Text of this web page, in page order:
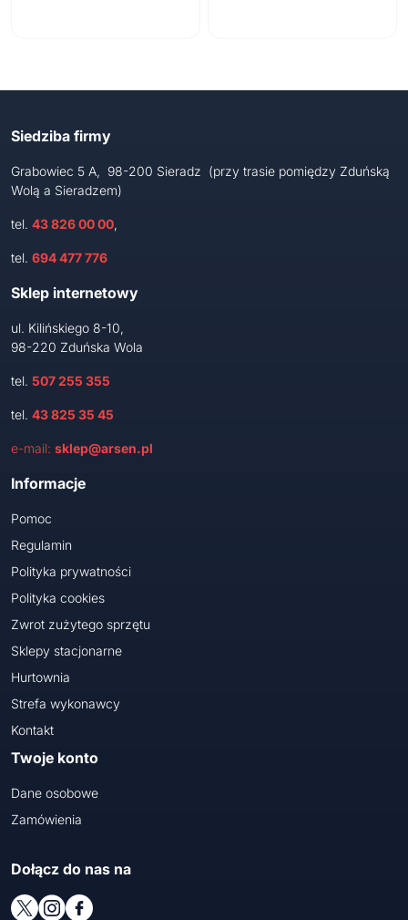
Siedziba firmy
Grabowiec 5 A, 98-200 Sieradz (przy trasie pomiędzy Zduńską
Wolą a Sieradzem)
tel. 43 826 00 00,
tel. 694 477 776
Sklep internetowy
ul. Kilińskiego 8-10,
98-220 Zduńska Wola
tel. 507 255 355
tel. 43 825 35 45
e-mail: sklep@arsen.pl
Informacje
Pomoc
Regulamin
Polityka prywatności
Polityka cookies
Zwrot zużytego sprzętu
Sklepy stacjonarne
Hurtownia
Strefa wykonawcy
Kontakt
Twoje konto
Dane osobowe
Zamówienia
Dołącz do nas na